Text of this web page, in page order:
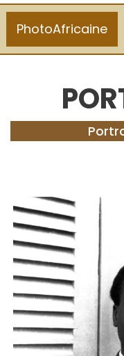
PhotoAfricaine